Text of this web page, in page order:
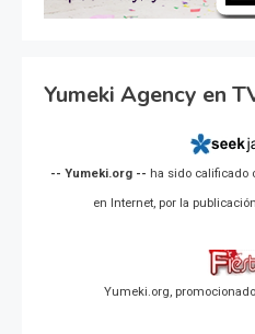
Yumeki Agency en
-- Yumeki.org -- ha sido calificado
en Internet, por la
Yumeki.org,